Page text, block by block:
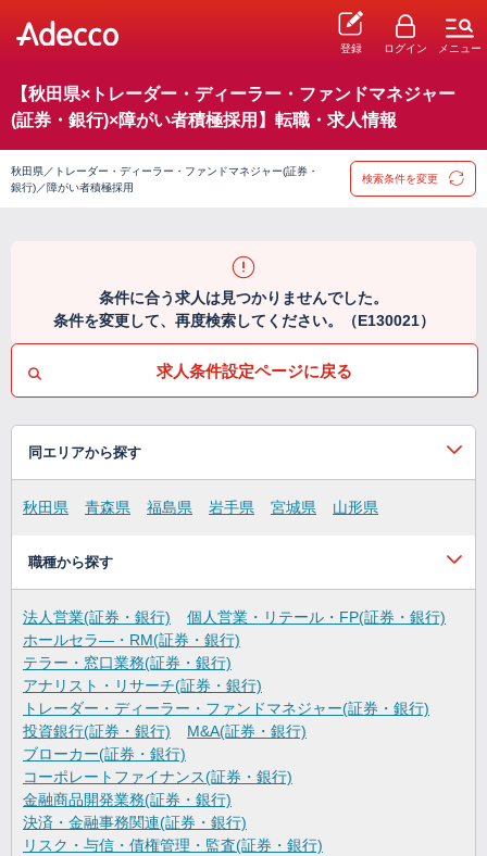
登録 ログイン メニュー
【秋田県×トレーダー・ディーラー・ファンドマネジャー
(証券・銀行)×障がい者積極採用】転職・求人情報
秋田県／トレーダー・ディーラー・ファンドマネジャー(証券・
銀行)／障がい者積極採用
検索条件を変更
条件に合う求人は見つかりませんでした。
条件を変更して、再度検索してください。（E130021）
求人条件設定ページに戻る
同エリアから探す
秋田県 青森県 福島県 岩手県 宮城県 山形県
職種から探す
法人営業(証券・銀行)
個人営業・リテール・FP(証券・銀行)
ホールセラ―・RM(証券・銀行)
テラー・窓口業務(証券・銀行)
アナリスト・リサーチ(証券・銀行)
トレーダー・ディーラー・ファンドマネジャー(証券・銀行)
投資銀行(証券・銀行)
M&A(証券・銀行)
ブローカー(証券・銀行)
コーポレートファイナンス(証券・銀行)
金融商品開発業務(証券・銀行)
決済・金融事務関連(証券・銀行)
リスク・与信・債権管理・監査(証券・銀行)